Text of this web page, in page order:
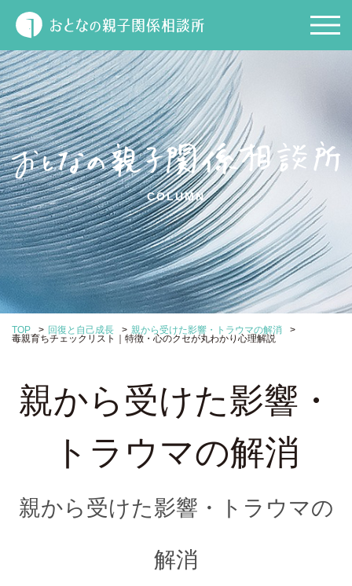
COLUMN
TOP > 回復と自己成長 > 親から受けた影響・トラウマの解消
>
毒親育ちチェックリスト｜特徴・心のクセが丸わかり心理解説
親から受けた影響・
トラウマの解消
親から受けた影響・トラウマの
解消